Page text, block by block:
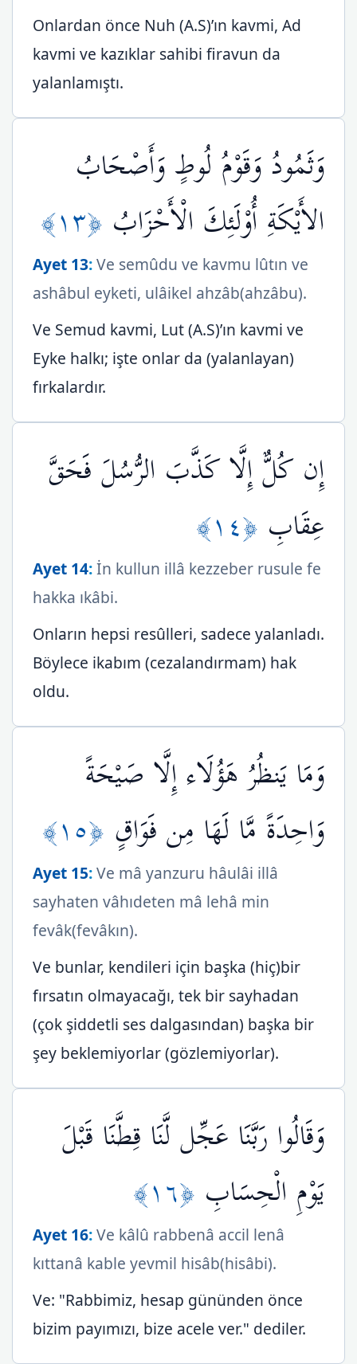
Onlardan önce Nuh (A.S)’ın kavmi, Ad
kavmi ve kazıklar sahibi firavun da
yalanlamıştı.
وَثَمُودُ وَقَوْمُ لُوطٍ وَأَصْحَابُ
الأَيْكَةِ أُوْلَئِكَ الْأَحْزَابُ ﴿١٣﴾
Ayet 13:Ve semûdu ve kavmu lûtın ve
ashâbul eyketi, ulâikel ahzâb(ahzâbu).
Ve Semud kavmi, Lut (A.S)’ın kavmi ve
Eyke halkı; işte onlar da (yalanlayan)
fırkalardır.
إِن كُلٌّ إِلَّا كَذَّبَ الرُّسُلَ فَحَقَّ
عِقَابِ ﴿١٤﴾
Ayet 14:İn kullun illâ kezzeber rusule fe
hakka ıkâbi.
Onların hepsi resûlleri, sadece yalanladı.
Böylece ikabım (cezalandırmam) hak
oldu.
وَمَا يَنظُرُ هَؤُلَاء إِلَّا صَيْحَةً
وَاحِدَةً مَّا لَهَا مِن فَوَاقٍ ﴿١٥﴾
Ayet 15:Ve mâ yanzuru hâulâi illâ
sayhaten vâhıdeten mâ lehâ min
fevâk(fevâkın).
Ve bunlar, kendileri için başka (hiç)bir
fırsatın olmayacağı, tek bir sayhadan
(çok şiddetli ses dalgasından) başka bir
şey beklemiyorlar (gözlemiyorlar).
وَقَالُوا رَبَّنَا عَجِّل لَّنَا قِطَّنَا قَبْلَ
يَوْمِ الْحِسَابِ ﴿١٦﴾
Ayet 16:Ve kâlû rabbenâ accil lenâ
kıttanâ kable yevmil hisâb(hisâbi).
Ve: "Rabbimiz, hesap gününden önce
bizim payımızı, bize acele ver." dediler.